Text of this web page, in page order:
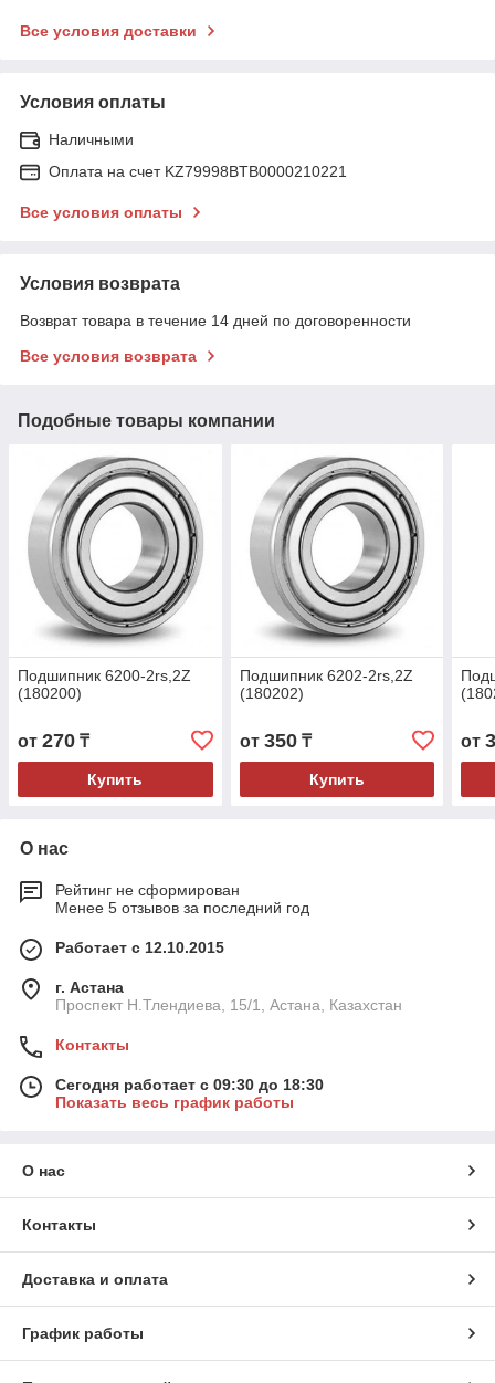
Все условия доставки
Условия оплаты
Наличными
Оплата на счет KZ79998BTB0000210221
Все условия оплаты
Условия возврата
Возврат товара в течение 14 дней по договоренности
Все условия возврата
Подобные товары компании
Подшипник 6200-2rs,2Z
(180200)
от 270 ₸
Купить
Подшипник 6202-2rs,2Z
(180202)
от 350₸
Купить
от
О нас
Рейтинг не сформирован
Менее 5 отзывов за последний год
Работает с 12.10.2015
г. Астана
Проспект Н.Тлендиева, 15/1, Астана, Казахстан
Контакты
Сегодня работает с 09:30 до 18:30
Показать весь график работы
О нас
Контакты
Доставка и оплата
График работы